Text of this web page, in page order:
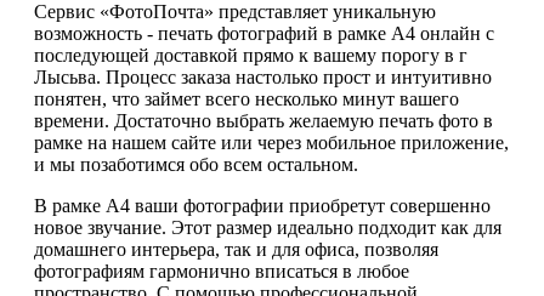
Сервис «ФотоПочта» представляет уникальную
возможность - печать фотографий в рамке А4 онлайн с
последующей доставкой прямо к вашему порогу в г
Лысьва. Процесс заказа настолько прост и интуитивно
понятен, что займет всего несколько минут вашего
времени. Достаточно выбрать желаемую печать фото в
рамке на нашем сайте или через мобильное приложение,
и мы позаботимся обо всем остальном.
В рамке А4 ваши фотографии приобретут совершенно
новое звучание. Этот размер идеально подходит как для
домашнего интерьера, так и для офиса, позволяя
фотографиям гармонично вписаться в любое